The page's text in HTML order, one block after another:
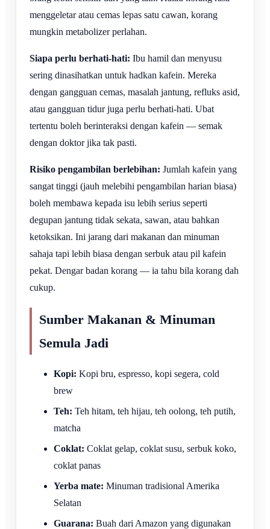
menggeletar atau cemas lepas satu cawan, korang
mungkin metabolizer perlahan.
Siapa perlu berhati-hati: Ibu hamil dan menyusu
sering dinasihatkan untuk hadkan kafein. Mereka
dengan gangguan cemas, masalah jantung, refluks asid,
atau gangguan tidur juga perlu berhati-hati. Ubat
tertentu boleh berinteraksi dengan kafein — semak
dengan doktor jika tak pasti.
Risiko pengambilan berlebihan: Jumlah kafein yang
sangat tinggi (jauh melebihi pengambilan harian biasa)
boleh membawa kepada isu lebih serius seperti
degupan jantung tidak sekata, sawan, atau bahkan
ketoksikan. Ini jarang dari makanan dan minuman
sahaja tapi lebih biasa dengan serbuk atau pil kafein
pekat. Dengar badan korang — ia tahu bila korang dah
cukup.
Sumber Makanan & Minuman
Semula Jadi
Kopi: Kopi bru, espresso, kopi segera, cold
brew
Teh: Teh hitam, teh hijau, teh oolong, teh putih,
matcha
Coklat: Coklat gelap, coklat susu, serbuk koko,
coklat panas
Yerba mate: Minuman tradisional Amerika
Selatan
Guarana: Buah dari Amazon yang digunakan